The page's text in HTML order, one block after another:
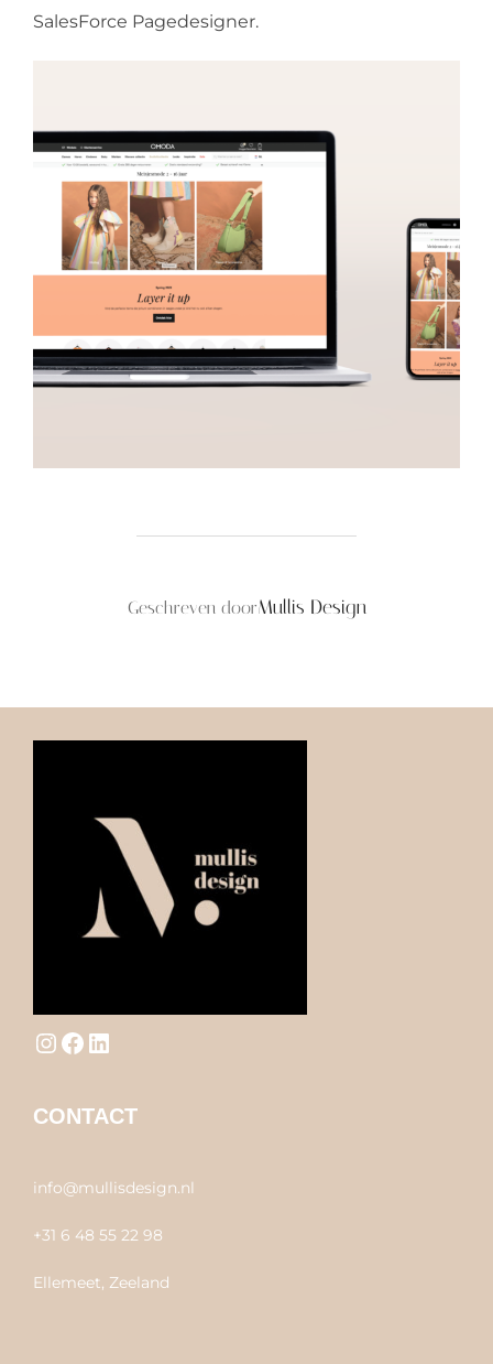
SalesForce Pagedesigner.
BERICHTAUTEUR
Geschreven doorMullis Design
InstagramFacebook LinkedIn
CONTACT
info@mullisdesign.nl
+31 6 48 55 22 98
Ellemeet, Zeeland